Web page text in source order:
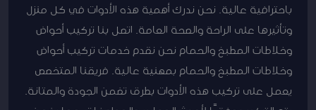
باحترافية عالية. نحن ندرك أهمية هذه الأدوات في كل منزل
وتأثيرها على الراحة والصحة العامة. اتصل بنا تركيب أحواض
وخلاطات المطبخ والحمام نحن نقدم خدمات تركيب أحواض
وخلاطات المطبخ والحمام بمهنية عالية. فريقنا المتخصص
يعمل على تركيب هذه الأدوات بطرق تضمن الجودة والمتانة.